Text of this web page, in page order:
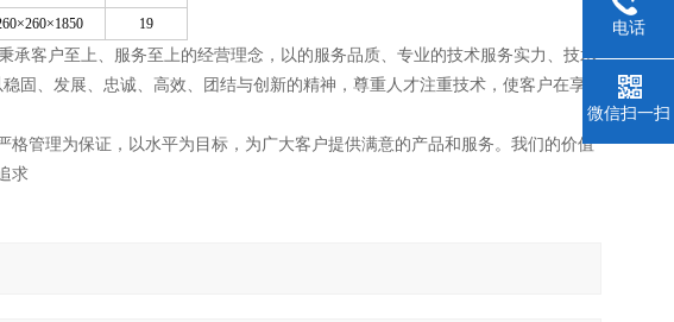
19
承客户至上、服务至上的经营理念，以的服务品质、专业的技术服务实力、技术
固、发展、忠诚、高效、团结与创新的精神，尊重人才注重技术，使客户在享
管理为保证，以水平为目标，为广大客户提供满意的产品和服务。我们的价值
求
电话
微信扫一扫